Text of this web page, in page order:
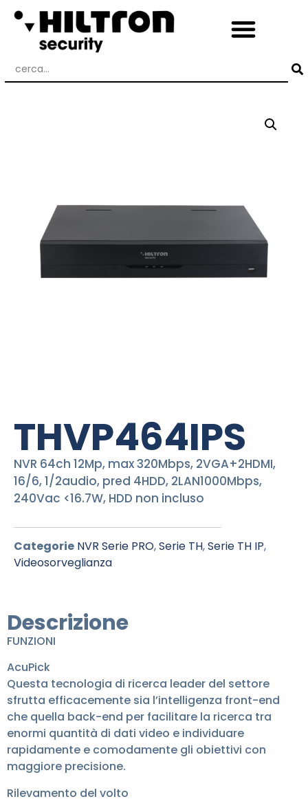
THVP464IPS
NVR 64ch 12Mp, max 320Mbps, 2VGA+2HDMI,
16/6, 1/2audio, pred 4HDD, 2LAN1000Mbps,
240Vac <16.7W, HDD non incluso
Categorie NVR Serie PRO,Serie TH,Serie TH IP,
Videosorveglianza
Descrizione
FUNZIONI
AcuPick
Questa tecnologia di ricerca leader del settore
sfrutta efficacemente sia l’intelligenza front-end
che quella back-end per facilitare la ricerca tra
enormi quantità di dati video e individuare
rapidamente e comodamente gli obiettivi con
maggiore precisione.
Rilevamento del volto